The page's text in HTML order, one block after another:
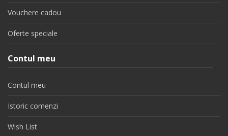
Vouchere cadou
Oferte speciale
Contul meu
Contul meu
Istoric comenzi
Wish List